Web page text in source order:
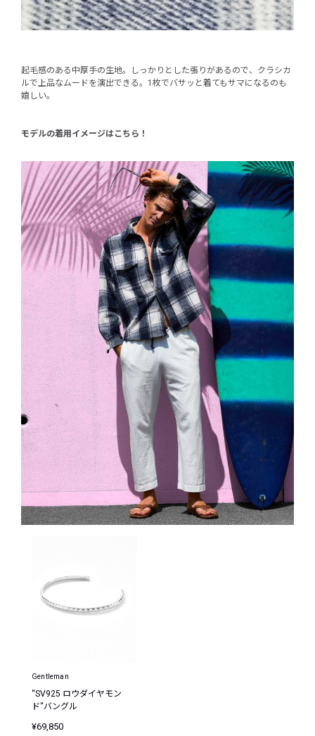
起毛感のある中厚手の生地。しっかりとした張りがあるので、クラシカ
ルで上品なムードを演出できる。1枚でバサッと着てもサマになるのも
嬉しい。
モデルの着用イメージはこちら！
Gentleman
“SV925 ロウダイヤモン
ド“バングル
¥69,850